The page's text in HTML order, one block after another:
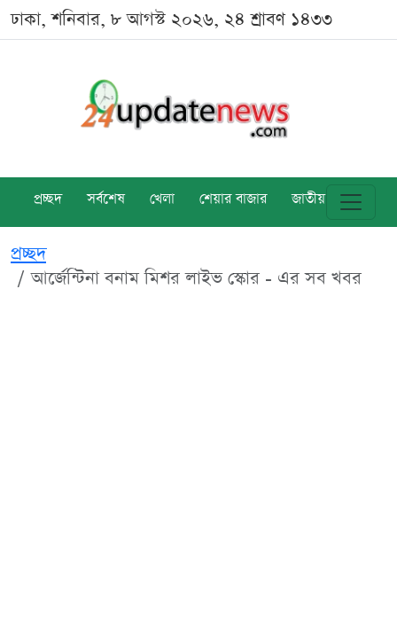
ঢাকা, শনিবার, ৮ আগস্ট ২০২৬, ২৪ শ্রাবণ ১৪৩৩
প্রচ্ছদ সর্বশেষ খেলা শেয়ার বাজার জাতীয় বিশ্ব
প্রচ্ছদ
আর্জেন্টিনা বনাম মিশর লাইভ স্কোর - এর সব খবর